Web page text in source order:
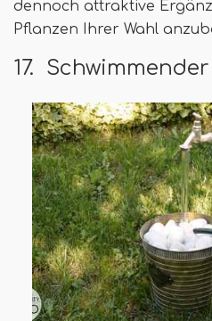
dennoch attraktive
Pflanzen Ihrer Wahl
17.